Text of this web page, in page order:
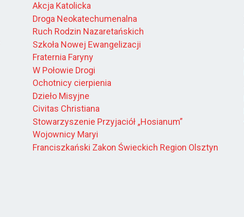
Akcja Katolicka
Droga Neokatechumenalna
Ruch Rodzin Nazaretańskich
Szkoła Nowej Ewangelizacji
Fraternia Faryny
W Połowie Drogi
Ochotnicy cierpienia
Dzieło Misyjne
Civitas Christiana
Stowarzyszenie Przyjaciół „Hosianum”
Wojownicy Maryi
Franciszkański Zakon Świeckich Region Olsztyn